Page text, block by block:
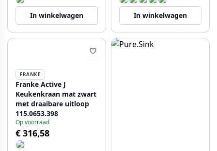
In winkelwagen In winkelwagen
FRANKE
Franke Active J
Keukenkraan mat zwart
met draaibare uitloop
115.0653.398
Op voorraad
€ 316,58